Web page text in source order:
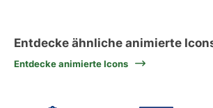
Entdecke ähnliche animierte
Entdecke animierte Icons